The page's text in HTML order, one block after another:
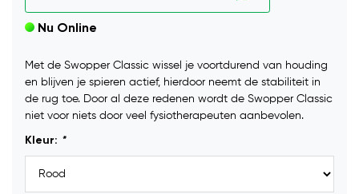
Nu Online
Met de Swopper Classic wissel je voortdurend van houding
en blijven je spieren actief, hierdoor neemt de stabiliteit in
de rug toe. Door al deze redenen wordt de Swopper Classic
niet voor niets door veel fysiotherapeuten aanbevolen.
Kleur: *